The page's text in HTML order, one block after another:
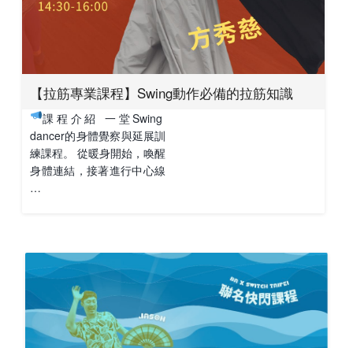
【拉筋專業課程】Swing動作必備的拉筋知識
課程介紹 一堂Swing
dancer的身體覺察與延展訓
練課程。 從暖身開始，喚醒
身體連結，接著進行中心線
…